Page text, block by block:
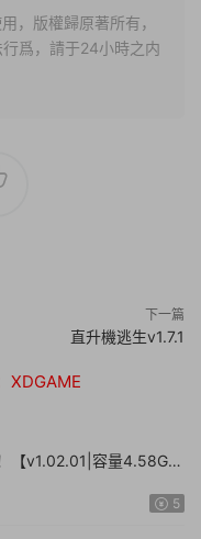
，版權歸原著所有，
爲，請于24小時之内
下一篇
直升機逃生v1.7.1
XDGAME
【v1.02.01|容量4.58GB|
5